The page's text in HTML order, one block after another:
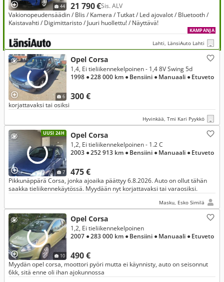
44 21 790 €Sis. ALV
Vakionopeudensäädin / Blis / Kamera / Tutkat / Led ajovalot / Bluetooth /
Kaistavahti / Digimittaristo / Juuri huollettu! / Näyttävä!
KAMPANJA
Lahti, LänsiAuto Lahti
6
Opel Corsa
300 €
1,4, Ei tieliikennekelpoinen - 1,4 8V Swing 5d
1998 ● 228 000 km ● Bensiini ● Manuaali ● Etuveto
korjattavaksi tai osiksi
Hyvinkää, Tmi Kari Pyykkö
UUSI 24H
7
Opel Corsa
475 €
1,2, Ei tieliikennekelpoinen - 1.2 C
2003 ● 252 913 km ● Bensiini ● Manuaali ● Etuveto
Pikkunäppärä Corsa, jonka ajoaika päättyy 6.8.2026. Auto on ollut tähän
saakka tieliikennekäytössä. Myydään nyt korjattavaksi tai varaosiksi.
Masku, Esko Similä
10
Opel Corsa
490 €
1,2, Ei tieliikennekelpoinen
2007 ● 283 000 km ● Bensiini ● Manuaali ● Etuveto
Myydän opel corsa, moottori pyöri mutta ei käynnisty, auto on seisonnut
6kk, sitä enne oli ihan ajokunnossa